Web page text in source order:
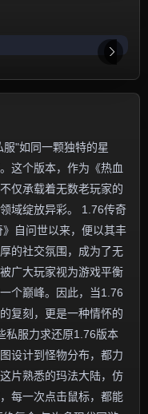
"如同一颗独特的星
这个版本，作为《热血
仅承载着无数老玩家的
域绽放异彩。 1.76传奇
自问世以来，便以其丰
的社交氛围，成为了无
广大玩家视为游戏平衡
个巅峰。因此，当1.76
复刻，更是一种情怀的
私服力求还原1.76版本
设计到怪物分布，都力
片熟悉的玛法大陆，仿
每一次点击鼠标，都能